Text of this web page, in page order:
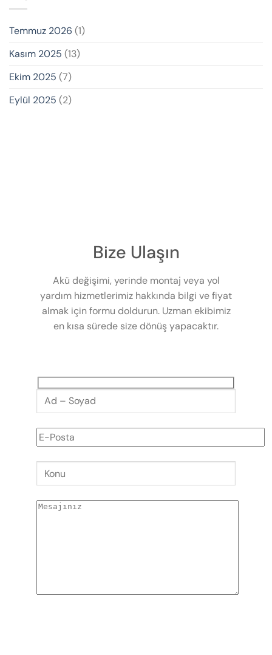
Temmuz 2026 (1)
Kasım 2025 (13)
Ekim 2025 (7)
Eylül 2025 (2)
Bize Ulaşın
Akü değişimi, yerinde montaj veya yol
yardım hizmetlerimiz hakkında bilgi ve fiyat
almak için formu doldurun. Uzman ekibimiz
en kısa sürede size dönüş yapacaktır.